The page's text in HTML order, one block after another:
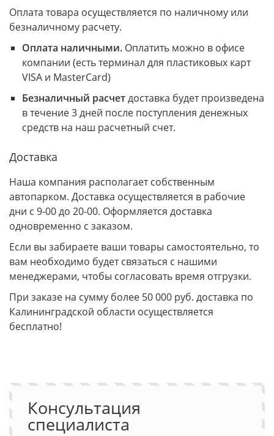
Оплата товара осуществляется по наличному или
безналичному расчету.
Оплата наличными. Оплатить можно в офисе
компании (есть терминал для пластиковых карт
VISA и MasterCard)
Безналичный расчетдоставка будет произведена
в течение 3 дней после поступления денежных
средств на наш расчетный счет.
Доставка
Наша компания располагает собственным
автопарком. Доставка осуществляется в рабочие
дни с 9-00 до 20-00. Оформляется доставка
одновременно с заказом.
Если вы забираете ваши товары самостоятельно, то
вам необходимо будет связаться с нашими
менеджерами, чтобы согласовать время отгрузки.
При заказе на сумму более 50 000 руб. доставка по
Калининградской области осуществляется
бесплатно!
Консультация
специалиста